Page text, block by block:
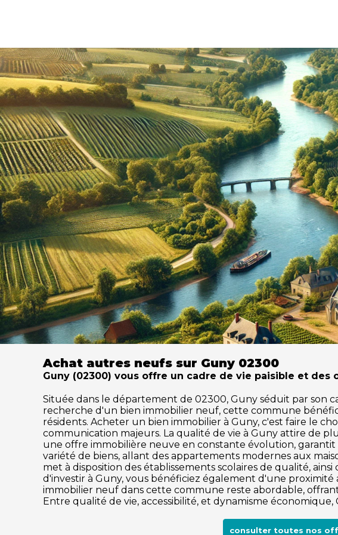
Achat autres neufs sur Guny 02300
Guny (02300) vous offre un cadre de vie paisible et
Située dans le département de 02300, Guny séduit par son
recherche d'un bien immobilier neuf, cette commune
résidents. Acheter un bien immobilier à Guny, c'est faire le
communication majeurs. La qualité de vie à Guny attire de
une offre immobilière neuve en constante évolution,
variété de biens, allant des appartements modernes aux
met à disposition des établissements scolaires de qualité,
d'investir à Guny, vous bénéficiez également d'une proximité
immobilier neuf dans cette commune reste abordable,
Entre qualité de vie, accessibilité, et dynamisme
consulter toutes nos